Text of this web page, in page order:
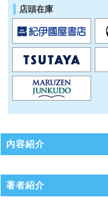
店頭在庫
内容紹介
著者紹介